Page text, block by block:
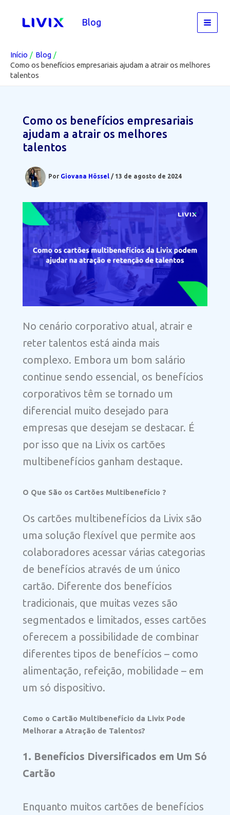
Blog
Início
Blog
Como os benefícios empresariais ajudam a atrair os melhores
talentos
Como os benefícios empresariais
ajudam a atrair os melhores
talentos
Por Giovana Hössel / 13 de agosto de 2024
No cenário corporativo atual, atrair e
reter talentos está ainda mais
complexo. Embora um bom salário
continue sendo essencial, os benefícios
corporativos têm se tornado um
diferencial muito desejado para
empresas que desejam se destacar. É
por isso que na Livix os cartões
multibenefícios ganham destaque.
O Que São os Cartões Multibenefício ?
Os cartões multibenefícios da Livix são
uma solução flexível que permite aos
colaboradores acessar várias categorias
de benefícios através de um único
cartão. Diferente dos benefícios
tradicionais, que muitas vezes são
segmentados e limitados, esses cartões
oferecem a possibilidade de combinar
diferentes tipos de benefícios – como
alimentação, refeição, mobilidade – em
um só dispositivo.
Como o Cartão Multibenefício da Livix Pode
Melhorar a Atração de Talentos?
1. Benefícios Diversificados em Um Só
Cartão
Enquanto muitos cartões de benefícios